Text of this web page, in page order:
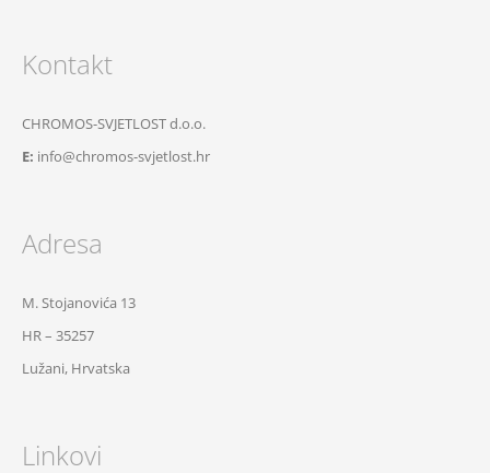
Kontakt
CHROMOS-SVJETLOST d.o.o.
E: info@chromos-svjetlost.hr
Adresa
M. Stojanovića 13
HR – 35257
Lužani, Hrvatska
Linkovi